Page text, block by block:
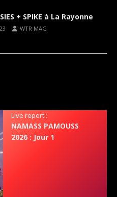
+ SPIKE à La Rayonne
WTR MAG
Live report :
NAMASS PAMOUSS
2026 : Jour 1